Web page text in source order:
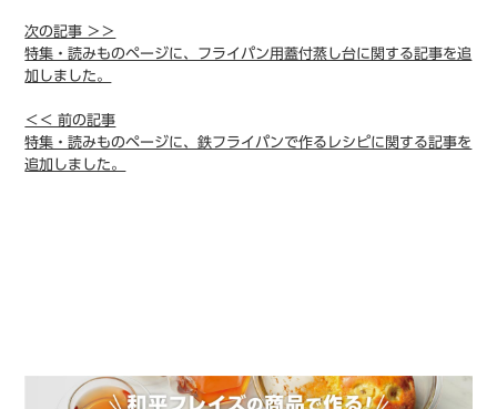
次の記事 ＞＞
特集・読みものページに、フライパン用蓋付蒸し台に関する記事を追
加しました。
＜＜ 前の記事
特集・読みものページに、鉄フライパンで作るレシピに関する記事を
追加しました。